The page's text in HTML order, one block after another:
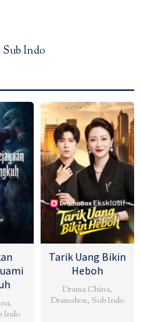
Sub Indo
,
Indo
Tarik Uang Bikin
Heboh
Drama China,
Dramabox, Sub Indo